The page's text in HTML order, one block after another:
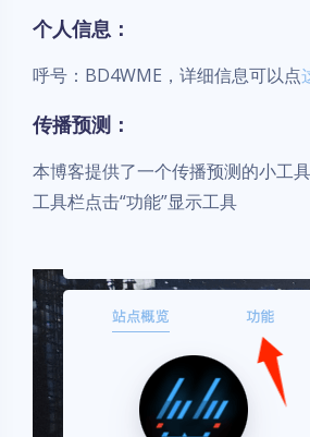
夜间模式
个人信息：
呼号：BD4WME，详细信息可以点
传播预测：
本博客提供了一个传播预测的小工
工具栏点击“功能”显示工具